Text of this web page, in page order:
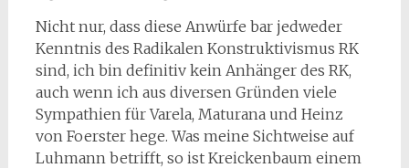
Nicht nur, dass diese Anwürfe bar jedweder
Kenntnis des Radikalen Konstruktivismus RK
sind, ich bin definitiv kein Anhänger des RK,
auch wenn ich aus diversen Gründen viele
Sympathien für Varela, Maturana und Heinz
von Foerster hege. Was meine Sichtweise auf
Luhmann betrifft, so ist Kreickenbaum einem